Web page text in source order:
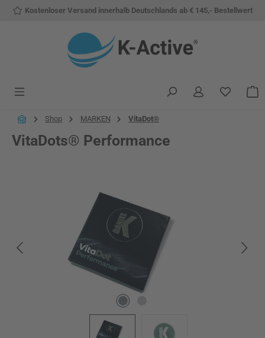
Zum Hauptinhalt springen
Kostenloser Versand innerhalb Deutschlands ab € 145,- Bestellwert
Du
Shop MARKEN VitaDot®
VitaDots® Performance